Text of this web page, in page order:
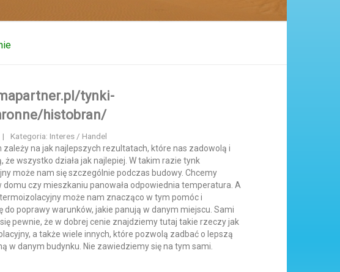
tynki-
histobran/
|
Kategoria: Interes / Handel
zależy na jak najlepszych rezultatach, które nas zadowolą i
że wszystko działa jak najlepiej. W takim razie tynk
może nam się szczególnie podczas budowy. Chcemy
domu czy mieszkaniu panowała odpowiednia temperatura. A
może nam znacząco w tym pomóc i
do poprawy warunków, jakie panują w danym miejscu. Sami
pewnie, że w dobrej cenie znajdziemy tutaj takie rzeczy jak
a także wiele innych, które pozwolą zadbać o lepszą
w danym budynku. Nie zawiedziemy się na tym sami.